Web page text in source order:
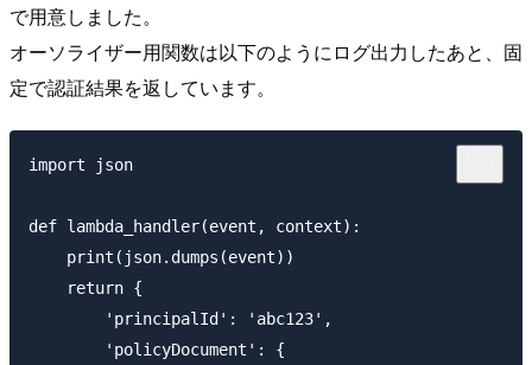
で用意しました。
オーソライザー用関数は以下のようにログ出力したあと、固
定で認証結果を返しています。
import json
def lambda_handler(event, context):
    print(json.dumps(event))
    return {
        'principalId': 'abc123',
        'policyDocument': {